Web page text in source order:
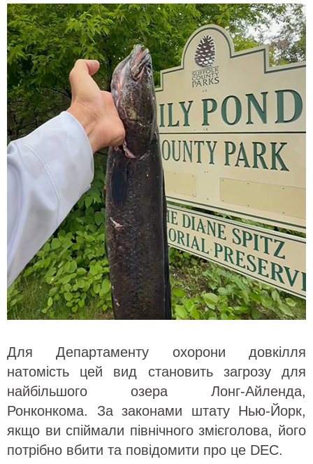
Для Департаменту охорони довкілля
натомість цей вид становить загрозу для
найбільшого озера Лонг-Айленда,
Ронконкома. За законами штату Нью-Йорк,
якщо ви спіймали північного змієголова, його
потрібно вбити та повідомити про це DEC.